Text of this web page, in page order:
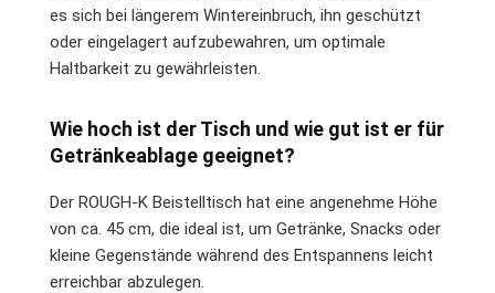
es sich bei längerem Wintereinbruch, ihn geschützt
oder eingelagert aufzubewahren, um optimale
Haltbarkeit zu gewährleisten.
Wie hoch ist der Tisch und wie gut ist er für
Getränkeablage geeignet?
Der ROUGH-K Beistelltisch hat eine angenehme Höhe
von ca. 45 cm, die ideal ist, um Getränke, Snacks oder
kleine Gegenstände während des Entspannens leicht
erreichbar abzulegen.